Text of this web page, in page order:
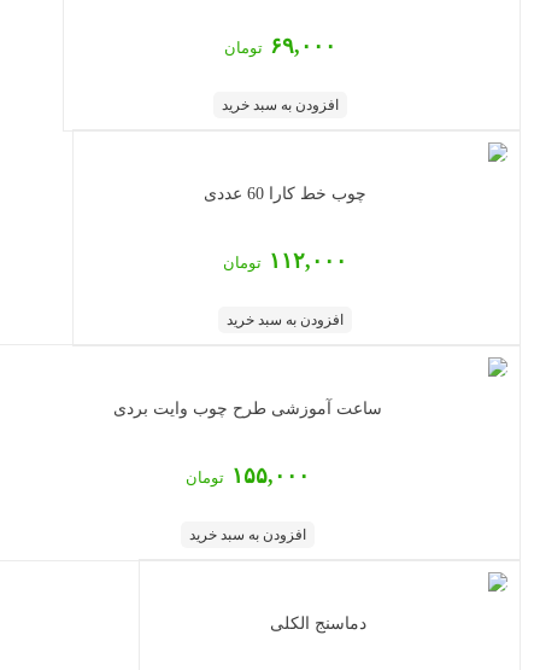
۶۹,۰۰۰تومان
افزودن به سبد خرید
چوب خط کارا 60 عددی
۱۱۲,۰۰۰ تومان
افزودن به سبد خرید
ساعت آموزشی طرح چوب وایت بردی
۱۵۵,۰۰۰تومان
افزودن به سبد خرید
دماسنج الکلی